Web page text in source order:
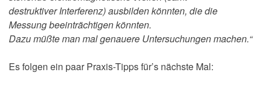
destruktiver Interferenz) ausbilden könnten, die die
Messung beeinträchtigen könnten.
Dazu müßte man mal genauere Untersuchungen machen.“
Es folgen ein paar Praxis-Tipps für’s nächste Mal: